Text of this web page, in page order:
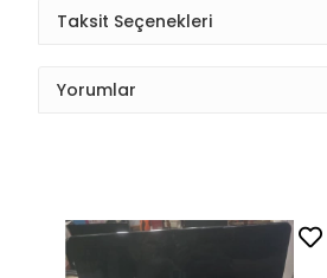
Taksit Seçenekleri
Yorumlar